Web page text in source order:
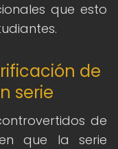
que esto
de
serie
de
que la serie